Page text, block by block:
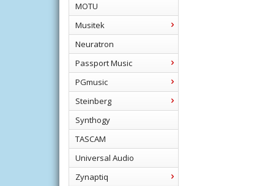
MOTU
Musitek
Neuratron
Passport Music
PGmusic
Steinberg
Synthogy
TASCAM
Universal Audio
Zynaptiq